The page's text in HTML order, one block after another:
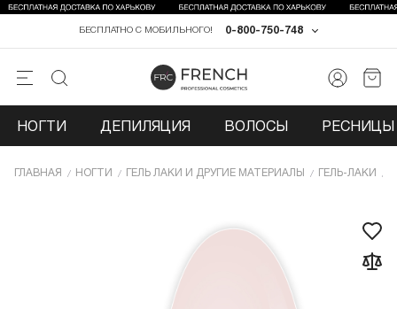
0-800-750-748
БЕСПЛАТНО С МОБИЛЬНОГО!
НОГТИ ДЕПИЛЯЦИЯ ВОЛОСЫ РЕСНИЦЫ
ГЛАВНАЯ НОГТИ ГЕЛЬ ЛАКИ И ДРУГИЕ МАТЕРИАЛЫ ГЕЛЬ-ЛАКИ